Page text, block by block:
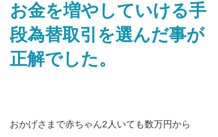
お金を増やしていける手
段為替取引を選んだ事が
正解でした。
おかげさまで赤ちゃん2人いても数万円から